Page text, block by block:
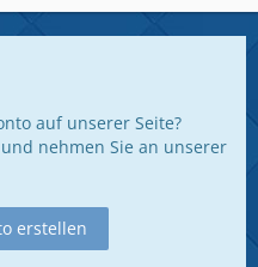
auf unserer Seite?
und nehmen Sie an unserer
erstellen